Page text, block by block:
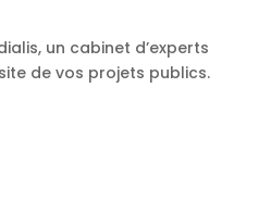
un cabinet d’experts
de vos projets publics.